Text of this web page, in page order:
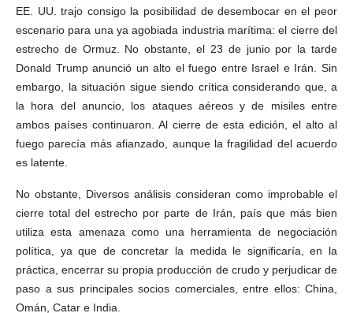
EE. UU. trajo consigo la posibilidad de desembocar en el peor
escenario para una ya agobiada industria marítima: el cierre del
estrecho de Ormuz. No obstante, el 23 de junio por la tarde
Donald Trump anunció un alto el fuego entre Israel e Irán. Sin
embargo, la situación sigue siendo crítica considerando que, a
la hora del anuncio, los ataques aéreos y de misiles entre
ambos países continuaron. Al cierre de esta edición, el alto al
fuego parecía más afianzado, aunque la fragilidad del acuerdo
es latente.
No obstante, Diversos análisis consideran como improbable el
cierre total del estrecho por parte de Irán, país que más bien
utiliza esta amenaza como una herramienta de negociación
política, ya que de concretar la medida le significaría, en la
práctica, encerrar su propia producción de crudo y perjudicar de
paso a sus principales socios comerciales, entre ellos: China,
Omán, Catar e India.